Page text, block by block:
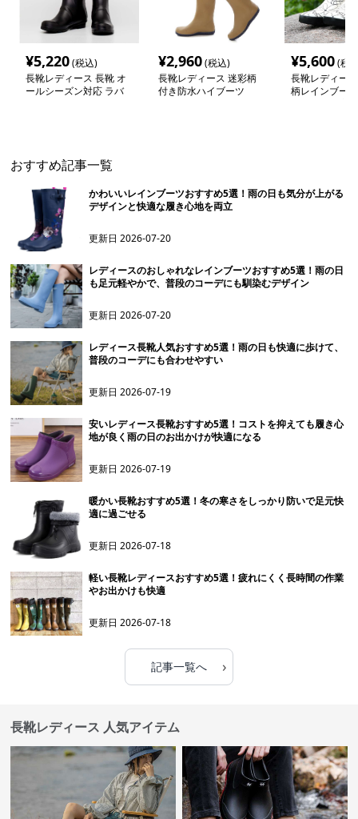
¥5,220(税込)
長靴レディース 長靴 オ
ールシーズン対応 ラバ
¥2,960(税込)
長靴レディース 迷彩柄
付き防水ハイブーツ
¥5,600(税
長靴レディー
柄レインブー
おすすめ記事一覧
かわいいレインブーツおすすめ5選！雨の日も気分が上がる
デザインと快適な履き心地を両立
更新日2026-07-20
レディースのおしゃれなレインブーツおすすめ5選！雨の日
も足元軽やかで、普段のコーデにも馴染むデザイン
更新日2026-07-20
レディース長靴人気おすすめ5選！雨の日も快適に歩けて、
普段のコーデにも合わせやすい
更新日2026-07-19
安いレディース長靴おすすめ5選！コストを抑えても履き心
地が良く雨の日のお出かけが快適になる
更新日2026-07-19
暖かい長靴おすすめ5選！冬の寒さをしっかり防いで足元快
適に過ごせる
更新日2026-07-18
軽い長靴レディースおすすめ5選！疲れにくく長時間の作業
やお出かけも快適
更新日2026-07-18
記事一覧へ ›
長靴レディース 人気アイテム